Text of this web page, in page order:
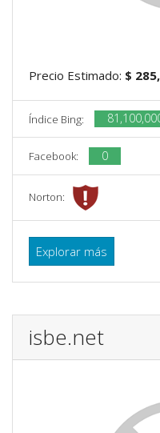
Precio Estimado: $
Índice Bing:
Facebook: 0
Norton:
Explorar más
isbe.net